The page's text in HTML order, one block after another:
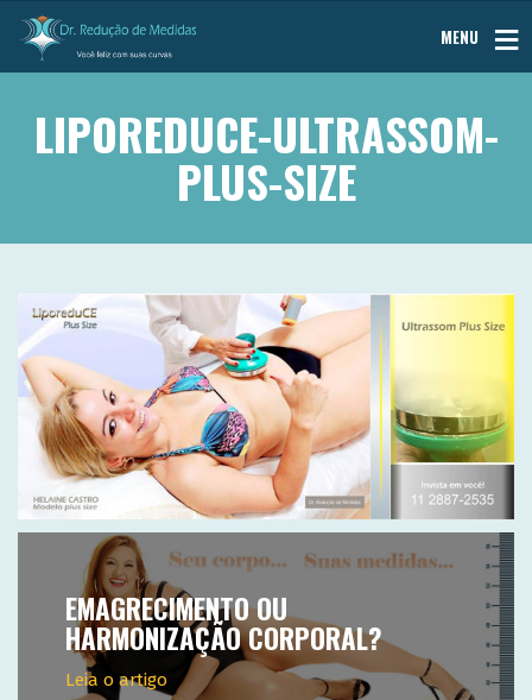
MENU
LIPOREDUCE-ULTRASSOM-
PLUS-SIZE
EMAGRECIMENTO OU
HARMONIZAÇÃO CORPORAL?
Leia o artigo